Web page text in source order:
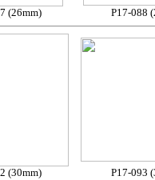
(26mm) P17-088
(30mm) P17-093